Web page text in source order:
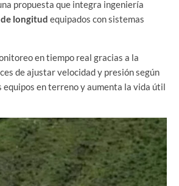
propuesta que integra ingeniería
longitud equipados con sistemas
en tiempo real gracias a la
de ajustar velocidad y presión según
equipos en terreno y aumenta la vida útil